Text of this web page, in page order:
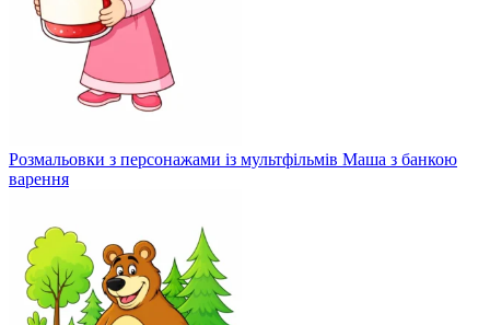
Розмальовки з персонажами із мультфільмів Маша з банкою
варення